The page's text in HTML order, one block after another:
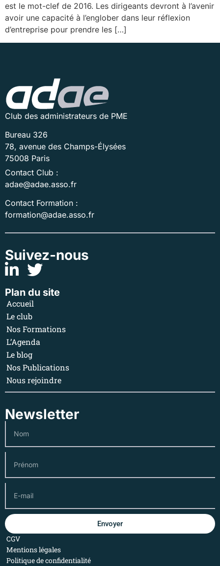
est le mot-clef de 2016. Les dirigeants devront à l’avenir
avoir une capacité à l’englober dans leur réflexion
d’entreprise pour prendre les […]
Club des administrateurs de PME
Bureau 326
78, avenue des Champs-Élysées
75008 Paris
Contact Club :
adae@adae.asso.fr
Contact Formation :
formation@adae.asso.fr
Suivez-nous
Plan du site
Accueil
Le club
Nos Formations
L’Agenda
Le blog
Nos Publications
Nous rejoindre
Newsletter
Envoyer
CGV
Mentions légales
Politique de confidentialité